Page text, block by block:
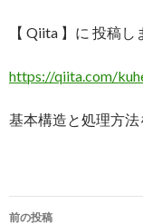
【 Qiita 】に 投稿し
https://qiita.com/
基本構造と処理方法
投
前の投稿